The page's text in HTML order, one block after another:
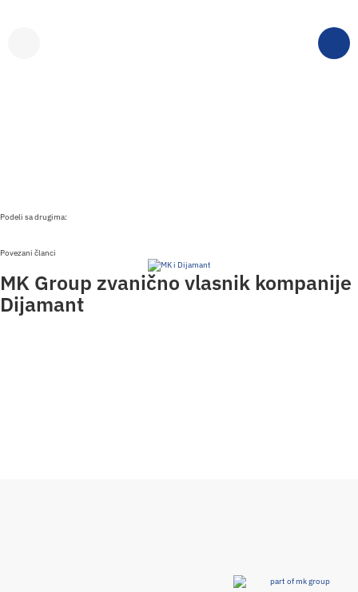
Podeli sa drugima:
Povezani članci
MK Group zvanično vlasnik kompanije
Dijamant